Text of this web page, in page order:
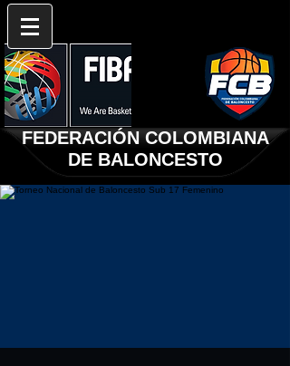
FEDERACIÓN COLOMBIANA
DE BALONCESTO